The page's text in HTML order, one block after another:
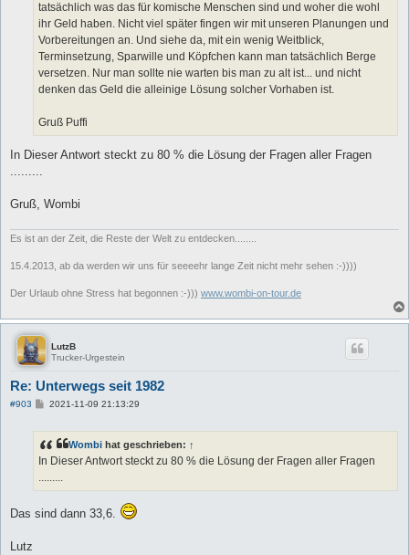
tatsächlich was das für komische Menschen sind und woher die wohl
ihr Geld haben. Nicht viel später fingen wir mit unseren Planungen und
Vorbereitungen an. Und siehe da, mit ein wenig Weitblick,
Terminsetzung, Sparwille und Köpfchen kann man tatsächlich Berge
versetzen. Nur man sollte nie warten bis man zu alt ist... und nicht
denken das Geld die alleinige Lösung solcher Vorhaben ist.
Gruß Puffi
In Dieser Antwort steckt zu 80 % die Lösung der Fragen aller Fragen
.........
Gruß, Wombi
Es ist an der Zeit, die Reste der Welt zu entdecken........
15.4.2013, ab da werden wir uns für seeeehr lange Zeit nicht mehr sehen :-))))
Der Urlaub ohne Stress hat begonnen :-))) www.wombi-on-tour.de
LutzB
Trucker-Urgestein
Re: Unterwegs seit 1982
#903
B
r
a
2021-11-09 21:13:29
Wombi hat geschrieben: ↑
In Dieser Antwort steckt zu 80 % die Lösung der Fragen aller Fragen
.........
Das sind dann 33,6.
Lutz